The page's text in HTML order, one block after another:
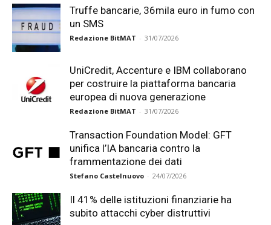
Truffe bancarie, 36mila euro in fumo con
un SMS
Redazione BitMAT - 31/07/2026
UniCredit, Accenture e IBM collaborano
per costruire la piattaforma bancaria
europea di nuova generazione
Redazione BitMAT - 31/07/2026
Transaction Foundation Model: GFT
unifica l’IA bancaria contro la
frammentazione dei dati
Stefano Castelnuovo - 24/07/2026
Il 41% delle istituzioni finanziarie ha
subito attacchi cyber distruttivi